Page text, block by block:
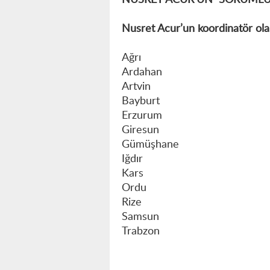
Nusret Acur’un koordinatör
Ağrı
Ardahan
Artvin
Bayburt
Erzurum
Giresun
Gümüşhane
Iğdır
Kars
Ordu
Rize
Samsun
Trabzon